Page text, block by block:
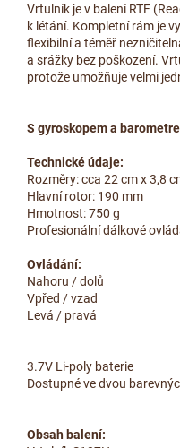
Vrtulník je v balení RTF
k létání. Kompletní rám je
flexibilní a téměř
a srážky bez poškození.
protože umožňuje velmi
S gyroskopem a
Technické údaje:
Rozměry: cca 22 cm x 3,8
Hlavní rotor: 190 mm
Hmotnost: 750 g
Profesionální dálkové
Ovládání:
Nahoru / dolů
Vpřed / vzad
Levá / pravá
3.7V Li-poly baterie
Dostupné ve dvou
Obsah balení: